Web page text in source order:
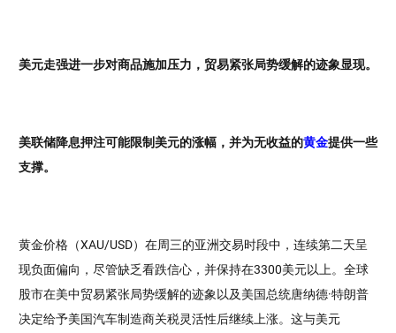
美元走强进一步对商品施加压力，贸易紧张局势缓解的迹象显现。
美联储降息押注可能限制美元的涨幅，并为无收益的黄金提供一些
支撑。
黄金价格（XAU/USD）在周三的亚洲交易时段中，连续第二天呈
现负面偏向，尽管缺乏看跌信心，并保持在3300美元以上。全球
股市在美中贸易紧张局势缓解的迹象以及美国总统唐纳德·特朗普
决定给予美国汽车制造商关税灵活性后继续上涨。这与美元